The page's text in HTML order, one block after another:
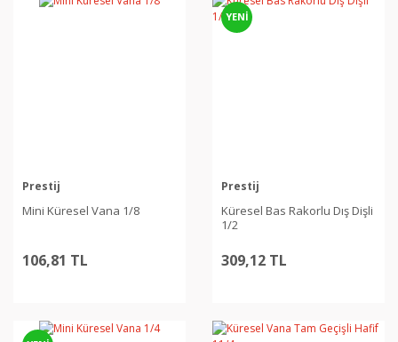
Prestij
Mini Küresel Vana 1/8
106,81 TL
YENİ
Prestij
Küresel Bas Rakorlu Dış Dişli
1/2
309,12 TL